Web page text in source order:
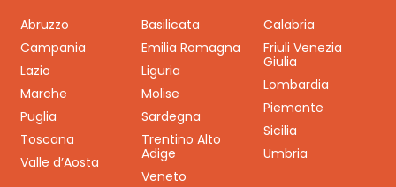
Abruzzo Basilicata
Calabria
Campania
Emilia Romagna
Friuli Venezia
Giulia
Lazio
Liguria
Lombardia
Marche
Molise
Piemonte
Puglia
Sardegna
Sicilia
Toscana
Trentino Alto
Adige
Umbria
Valle d’Aosta
Veneto